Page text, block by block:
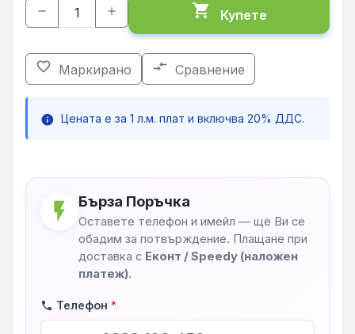
remove add shopping_cart Купете
favorite_border Маркирано compare_arrows Сравнение
info Цената е за 1 л.м. плат и включва 20% ДДС.
flash_on Бърза Поръчка
Оставете телефон и имейл — ще Ви се
обадим за потвърждение. Плащане при
доставка с Еконт / Speedy (наложен
платеж).
phone Телефон *